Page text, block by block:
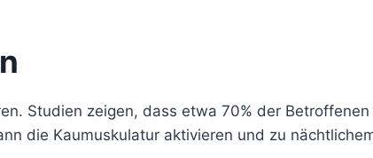
Studien zeigen, dass etwa 70% der
die Kaumuskulatur aktivieren und zu